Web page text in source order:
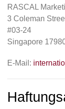
RASCAL
3 Coleman
#03-24
Singapore
E-Mail: